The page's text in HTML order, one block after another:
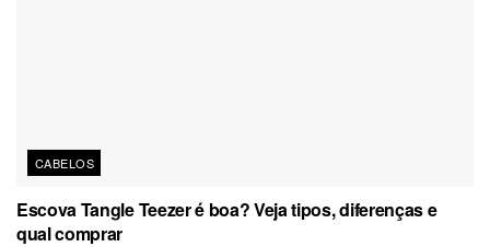
CABELOS
Escova Tangle Teezer é boa? Veja tipos, diferenças e
qual comprar